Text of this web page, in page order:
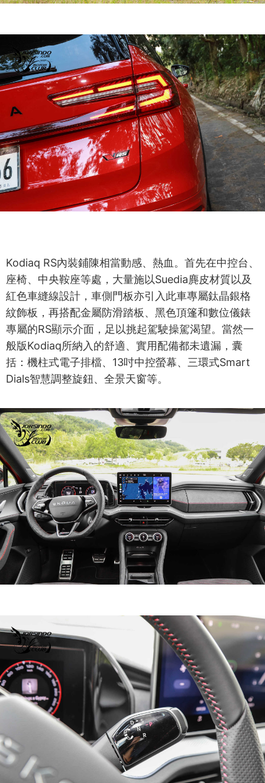
Kodiaq RS內裝鋪陳相當動感、熱血。首先在中控台、
座椅、中央鞍座等處，大量施以Suedia麂皮材質以及
紅色車縫線設計，車側門板亦引入此車專屬鈦晶銀格
紋飾板，再搭配金屬防滑踏板、黑色頂篷和數位儀錶
專屬的RS顯示介面，足以挑起駕駛操駕渴望。當然一
般版Kodiaq所納入的舒適、實用配備都未遺漏，囊
括：機柱式電子排檔、13吋中控螢幕、三環式Smart
Dials智慧調整旋鈕、全景天窗等。